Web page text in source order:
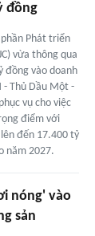
đồng
Phát triển
vừa thông qua
đồng vào doanh
- Thủ Dầu Một -
vụ cho việc
điểm với
đến 17.400 tỷ
năm 2027.
nóng' vào
sản